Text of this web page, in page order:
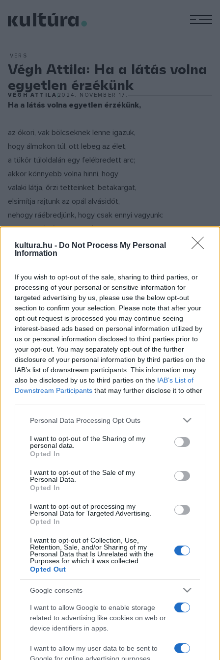
kultura.hu - Do Not Process My Personal
Information
If you wish to opt-out of the sale, sharing to third parties, or
processing of your personal or sensitive information for
targeted advertising by us, please use the below opt-out
section to confirm your selection. Please note that after your
opt-out request is processed you may continue seeing
interest-based ads based on personal information utilized by
us or personal information disclosed to third parties prior to
your opt-out. You may separately opt-out of the further
disclosure of your personal information by third parties on the
IAB’s list of downstream participants. This information may
also be disclosed by us to third parties on the IAB’s List of
Downstream Participants that may further disclose it to other
Please note that this website/app uses one or more Google
not limited to your visit or usage behaviour. You may click to
grant or deny consent to Google and its third-party tags to
use your data for below specified purposes in below Google
consent section.
Personal Data Processing Opt Outs
I want to opt-out of the Sharing of my
personal data.
Opted In
I want to opt-out of the Sale of my
Personal Data.
Opted In
I want to opt-out of processing my
Personal Data for Targeted Advertising.
Opted In
I want to opt-out of Collection, Use,
Retention, Sale, and/or Sharing of my
Personal Data that Is Unrelated with the
Purposes for which it was collected.
Opted Out
Google consents
I want to allow Google to enable storage
related to advertising like cookies on web or
device identifiers in apps.
I want to allow my user data to be sent to
VERS
Végh Attila: Ha a látás volna
egyetlen érzékünk
VÉGH ATTILA2024. NOVEMBER 17.
Ha a látás volna egyetlen érzékünk,
az ókori, vak bölcseknek lenne igazuk,
hogy álmokon túl, ott lebeg az élet,
a tükör túloldalán egy felébredett arc;
akkor könnyebb volna hinni, hogy
valaki látja, őrzi tetteinket, betakargat,
elsimítja rajtunk az opál alvásidőt,
nehogy ráébredjünk, hogy csak ennyi vagyunk:
barlang mélyén szuszogó álmok;
akkor vakon bíznánk bölcseinkben,
mert éreznénk, hogy a foncsoron túl
és a reggel nem látszatmegoldás;
egy volnánk akkor, mert nem férne közénk idő,
de mégis magunkban, mint az állatok;
így úsznánk előre a fényanyagban,
képeknek ütődve, fájna a táj,
de este megtérnénk a puha holttérbe
boldogan, mint egy magára maradt emlék;
bölcsen, mint akivel folyton szembenéz a sötét.
KORTÁRS IRODALOM KORTÁRS KÖLTÉSZET VÉGH ATTILA VERS
MEGOSZTÁS
EZ IS ÉRDEKELHETI
Géczi János: Önarckép, gigásszal és
barlangrajzzal – versek
KÖLTÉSZET
Lőrincz P. Gabriella: Kalap